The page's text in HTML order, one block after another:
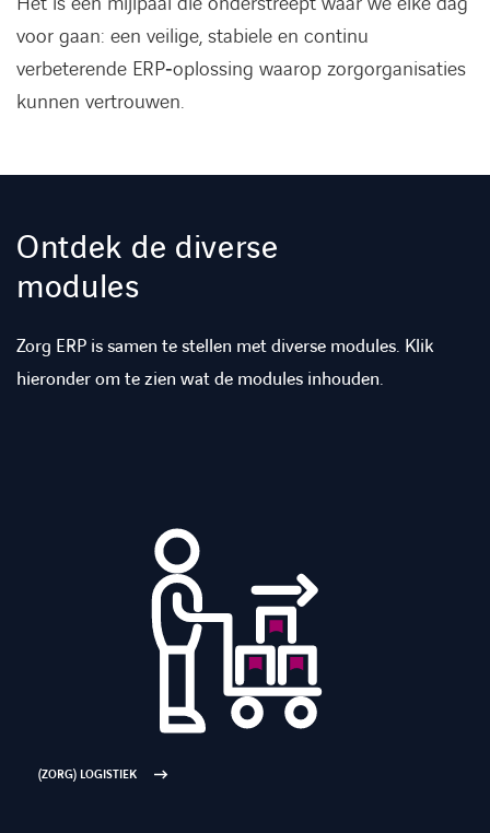
voor gaan: een veilige, stabiele en continu
verbeterende ERP‑oplossing waarop zorgorganisaties
kunnen vertrouwen.
Ontdek de diverse
modules
Zorg ERP is samen te stellen met diverse modules. Klik
hieronder om te zien wat de modules inhouden.
(ZORG) LOGISTIEK